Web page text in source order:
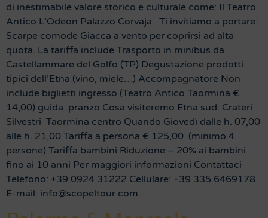
di inestimabile valore storico e culturale come: Il Teatro
Antico L’Odeon Palazzo Corvaja Ti invitiamo a portare:
Scarpe comode Giacca a vento per coprirsi ad alta
quota. La tariffa include Trasporto in minibus da
Castellammare del Golfo (TP) Degustazione prodotti
tipici dell’Etna (vino, miele…) Accompagnatore Non
include biglietti ingresso (Teatro Antico Taormina €
14,00) guida pranzo Cosa visiteremo Etna sud: Crateri
Silvestri Taormina centro Quando Giovedì dalle h. 07,00
alle h. 21,00 Tariffa a persona € 125,00 (minimo 4
persone) Tariffa bambini Riduzione – 20% ai bambini
fino ai 10 anni Per maggiori informazioni Contattaci
Telefono: +39 0924 31222 Cellulare: +39 335 6469178
E-mail: info@scopeltour.com